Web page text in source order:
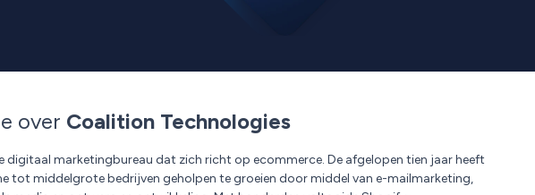
over Coalition Technologies
digitaal marketingbureau dat zich richt op ecommerce. De afgelopen tien jaar heeft
tot middelgrote bedrijven geholpen te groeien door middel van e-mailmarketing,